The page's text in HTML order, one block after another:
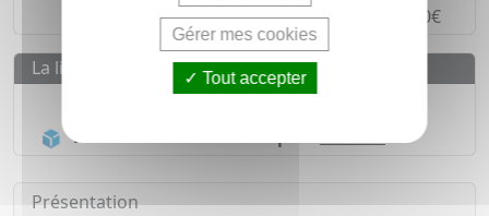
Paiement en4 fois sans fraisà partir de 30€
La livraison
Livraison gratuite dès55€
Acheminement Chronopost
Présentation
Gérer mes cookies
Tout accepter